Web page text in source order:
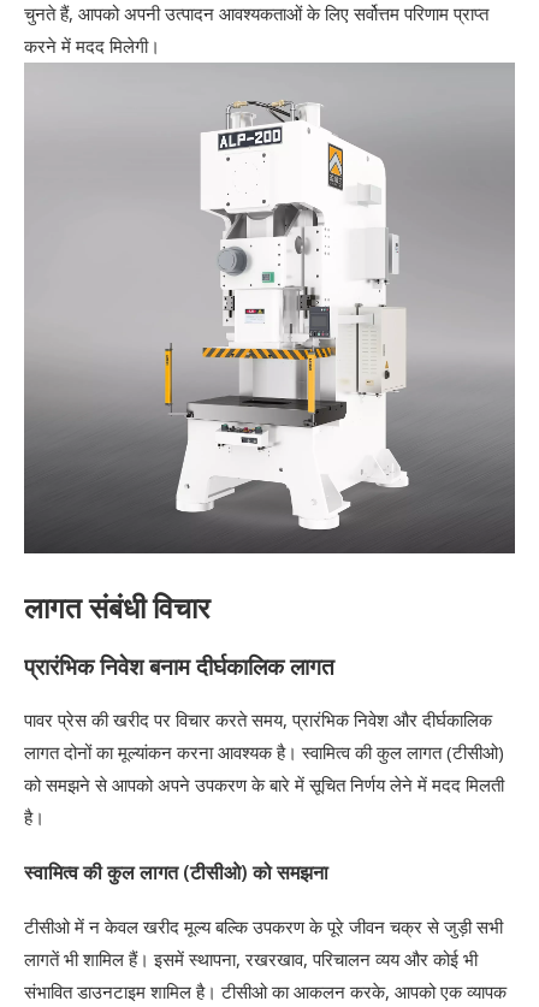
चुनते हैं, आपको अपनी उत्पादन आवश्यकताओं के लिए सर्वोत्तम परिणाम प्राप्त
करने में मदद मिलेगी।
लागत संबंधी विचार
प्रारंभिक निवेश बनाम दीर्घकालिक लागत
पावर प्रेस की खरीद पर विचार करते समय, प्रारंभिक निवेश और दीर्घकालिक
लागत दोनों का मूल्यांकन करना आवश्यक है। स्वामित्व की कुल लागत (टीसीओ)
को समझने से आपको अपने उपकरण के बारे में सूचित निर्णय लेने में मदद मिलती
है।
स्वामित्व की कुल लागत (टीसीओ) को समझना
टीसीओ में न केवल खरीद मूल्य बल्कि उपकरण के पूरे जीवन चक्र से जुड़ी सभी
लागतें भी शामिल हैं। इसमें स्थापना, रखरखाव, परिचालन व्यय और कोई भी
संभावित डाउनटाइम शामिल है। टीसीओ का आकलन करके, आपको एक व्यापक